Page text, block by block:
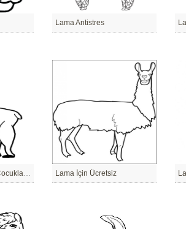
Lama Antistres
Lama İçin Ücretsiz Çocuklar İçin Lama İçin Ücretsiz